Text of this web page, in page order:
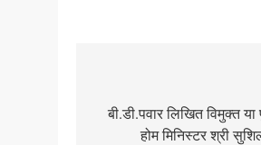
navigation
बी.डी.पवार लिखित विमुक्त
होम मिनिस्टर श्री